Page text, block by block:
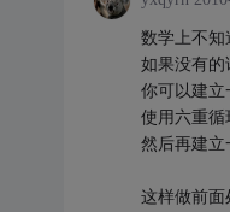
数学上不
如果没有的
你可以建
使用六重循
然后再建
这样做前